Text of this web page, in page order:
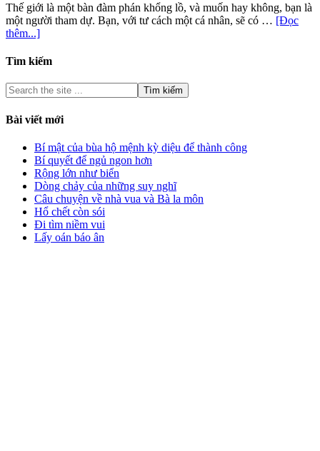
Thế giới là một bàn đàm phán khổng lồ, và muốn hay không, bạn là
một người tham dự. Bạn, với tư cách một cá nhân, sẽ có … [Đọc
thêm...]
Tìm kiếm
Bài viết mới
Bí mật của bùa hộ mệnh kỳ diệu để thành công
Bí quyết để ngủ ngon hơn
Rộng lớn như biển
Dòng chảy của những suy nghĩ
Câu chuyện về nhà vua và Bà la môn
Hổ chết còn sói
Đi tìm niềm vui
Lấy oán báo ân